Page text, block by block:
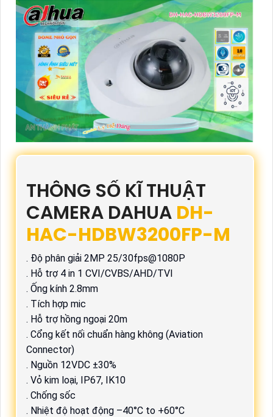
THÔNG SỐ KĨ THUẬT
CAMERA DAHUA DH-
HAC-HDBW3200FP-M
. Độ phân giải 2MP 25/30fps@1080P
. Hỗ trợ 4 in 1 CVI/CVBS/AHD/TVI
. Ống kính 2.8mm
. Tích hợp mic
. Hỗ trợ hồng ngoại 20m
. Cổng kết nối chuẩn hàng không (Aviation
Connector)
. Nguồn 12VDC ±30%
. Vỏ kim loại, IP67, IK10
. Chống sốc
. Nhiệt độ hoạt động –40°C to +60°C